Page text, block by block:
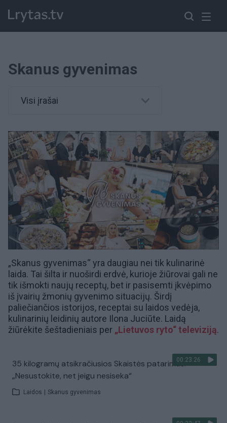
Skanus gyvenimas
Visi įrašai
„Skanus gyvenimas“ yra daugiau nei tik kulinarinė
laida. Tai šilta ir nuoširdi erdvė, kurioje žiūrovai gali ne
tik išmokti naujų receptų, bet ir pasisemti įkvėpimo
iš įvairių žmonių gyvenimo situacijų. Širdį
paliečiančios istorijos, receptai su laidos vedėja,
kulinarinių leidinių autore Ilona Juciūte. Laidą
žiūrėkite šeštadieniais per „Lietuvos ryto“ televiziją.
00:23:26
35 kilogramų atsikračiusios Skaistės patarimas:
„Nesustokite, net jeigu nesiseka“
Laidos Skanus gyvenimas